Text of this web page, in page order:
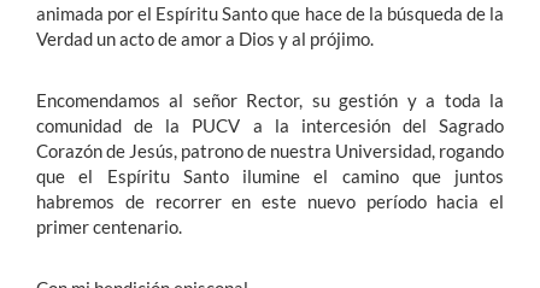
animada por el Espíritu Santo que hace de la búsqueda de la
Verdad un acto de amor a Dios y al prójimo.
Encomendamos al señor Rector, su gestión y a toda la
comunidad de la PUCV a la intercesión del Sagrado
Corazón de Jesús, patrono de nuestra Universidad, rogando
que el Espíritu Santo ilumine el camino que juntos
habremos de recorrer en este nuevo período hacia el
primer centenario.